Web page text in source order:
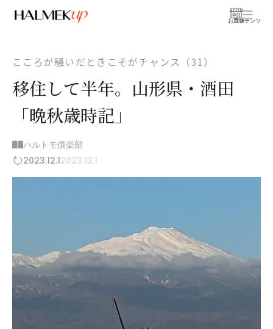
お買物
コンテンツ
こころが騒いだときこそがチャンス（31）
移住して半年。山形県・酒田
「晩秋歳時記」
ハルトモ俱楽部
2023.12.12023.12.1